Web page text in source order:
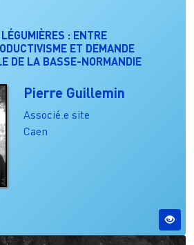
: ENTRE
ET DEMANDE
DE LA BASSE-NORMANDIE
Pierre Guillemin
Associé.e site
Caen